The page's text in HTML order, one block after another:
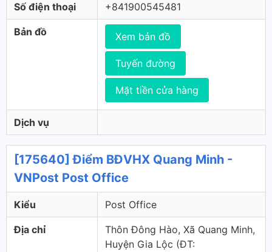
Số điện thoại +841900545481
Bản đồ Xem bản đồ
Tuyến đường
Mặt tiền cửa hàng
Dịch vụ
[175640] Điểm BĐVHX Quang Minh -
VNPost Post Office
Kiểu Post Office
Địa chỉ
Thôn Đông Hào, Xã Quang Minh,
Huyện Gia Lộc (ÐT: